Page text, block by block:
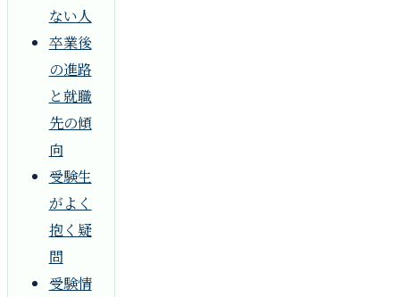
ない人
卒業後
の進路
と就職
先の傾
向
受験生
がよく
抱く疑
問
受験情